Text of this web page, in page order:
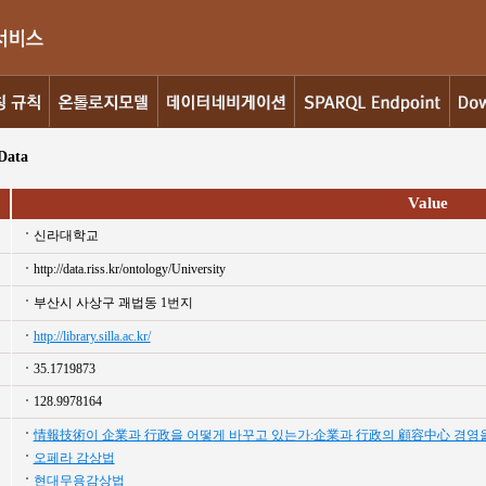
Value
신라대학교
http://data.riss.kr/ontology/University
부산시 사상구 괘법동 1번지
http://library.silla.ac.kr/
35.1719873
128.9978164
情報技術이 企業과 行政을 어떻게 바꾸고 있는가:企業과 行政의 顧容中心 경영
오페라 감상법
현대무용감상법